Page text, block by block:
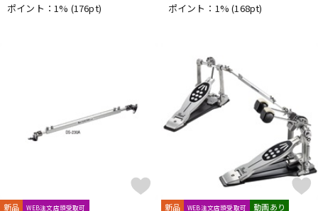
ポイント：1% (176pt) ポイント：1%(168pt)
新品 WEB注文店頭受取可 新品 WEB注文店頭受取可 動画あり